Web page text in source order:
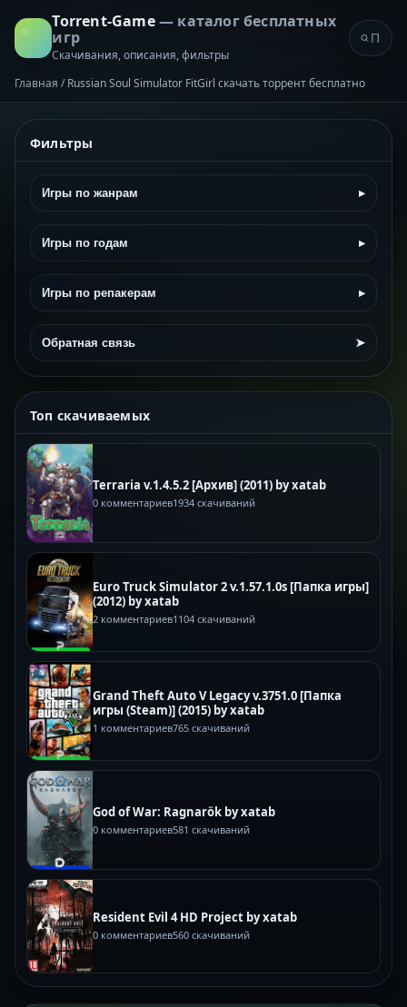
Torrent-Game— каталог бесплатных
игр
Скачивания, описания, фильтры
Главная / Russian Soul Simulator FitGirl скачать торрент бесплатно
Фильтры
Игры по жанрам ▸
Игры по годам ▸
Игры по репакерам ▸
Обратная связь ➤
Топ скачиваемых
Terraria v.1.4.5.2 [Архив] (2011) by xatab
0 комментариев1934 скачиваний
Euro Truck Simulator 2 v.1.57.1.0s [Папка игры]
(2012) by xatab
2 комментариев1104 скачиваний
Grand Theft Auto V Legacy v.3751.0 [Папка
игры (Steam)] (2015) by xatab
1 комментариев765 скачиваний
God of War: Ragnarök by xatab
0 комментариев581 скачиваний
Resident Evil 4 HD Project by xatab
0 комментариев560 скачиваний